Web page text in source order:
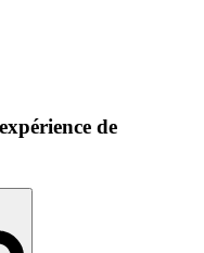
de